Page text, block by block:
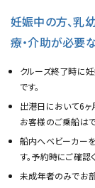
妊娠中の方、乳
療・介助が必要
クルーズ終了時に
です。
出港日において6ヶ
お客様のご乗船はで
船内へベビーカー
す。予約時にご確認
未成年者のみでお